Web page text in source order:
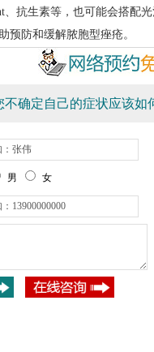
、抗生素等，也可能会搭配
预防和缓解脓胞型痤疮。
不确定自己的症状应该如
男 女